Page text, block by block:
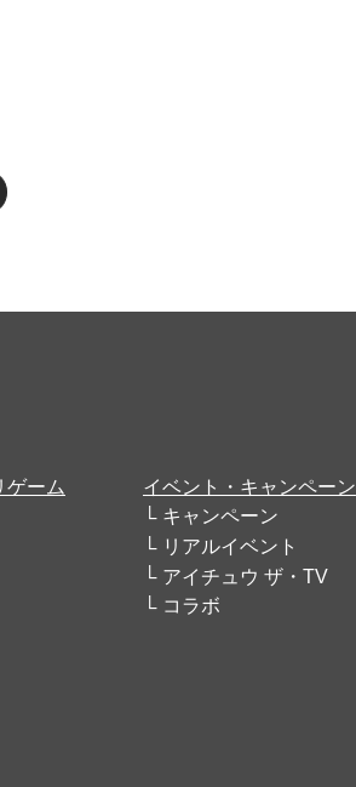
ゲーム
イベント・キャンペーン
キャンペーン
リアルイベント
アイチュウ ザ・TV
コラボ